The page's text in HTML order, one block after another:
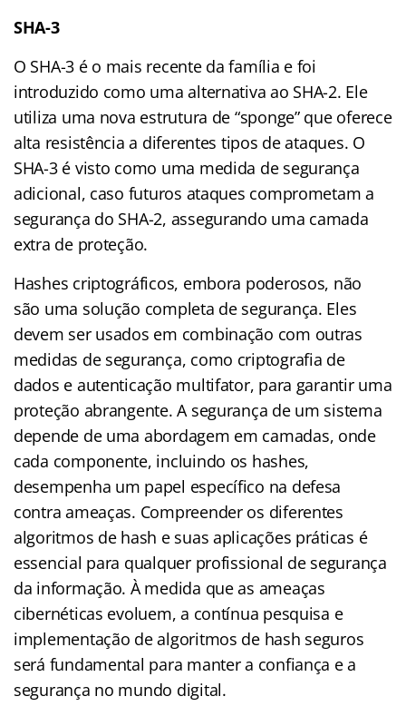
SHA-3
O SHA-3 é o mais recente da família e foi
introduzido como uma alternativa ao SHA-2. Ele
utiliza uma nova estrutura de “sponge” que oferece
alta resistência a diferentes tipos de ataques. O
SHA-3 é visto como uma medida de segurança
adicional, caso futuros ataques comprometam a
segurança do SHA-2, assegurando uma camada
extra de proteção.
Hashes criptográficos, embora poderosos, não
são uma solução completa de segurança. Eles
devem ser usados em combinação com outras
medidas de segurança, como criptografia de
dados e autenticação multifator, para garantir uma
proteção abrangente. A segurança de um sistema
depende de uma abordagem em camadas, onde
cada componente, incluindo os hashes,
desempenha um papel específico na defesa
contra ameaças. Compreender os diferentes
algoritmos de hash e suas aplicações práticas é
essencial para qualquer profissional de segurança
da informação. À medida que as ameaças
cibernéticas evoluem, a contínua pesquisa e
implementação de algoritmos de hash seguros
será fundamental para manter a confiança e a
segurança no mundo digital.